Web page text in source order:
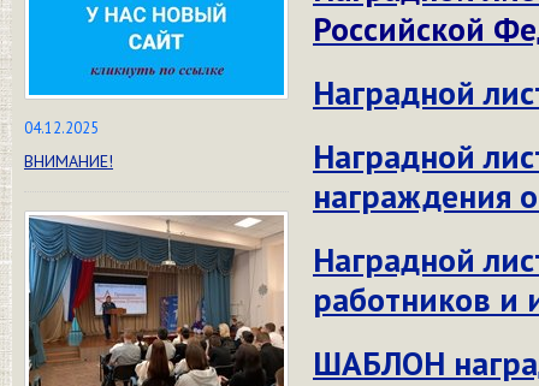
04.12.2025
ВНИМАНИЕ!
Российской
Наградной
Наградной
награждения
Наградной
работников и
ШАБЛОН